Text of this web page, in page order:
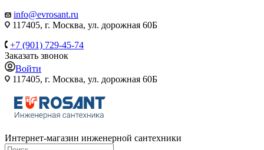
info@evrosant.ru
117405, г. Москва, ул. дорожная 60Б
+7 (901) 729-45-74
Заказать звонок
Войти
117405, г. Москва, ул. дорожная 60Б
Интернет-магазин инженерной сантехники